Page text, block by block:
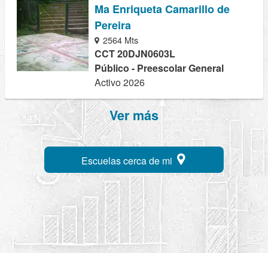
Ma Enriqueta Camarillo de
Pereira
2564 Mts
CCT 20DJN0603L
Público - Preescolar General
Activo 2026
Ver más
Escuelas cerca de mi